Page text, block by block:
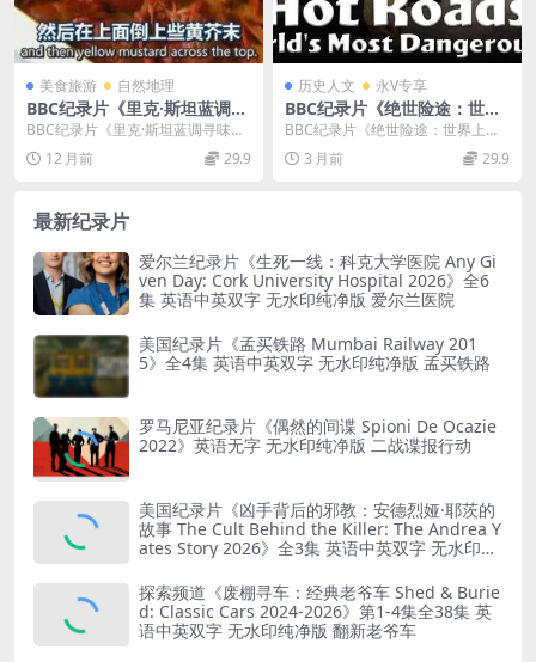
美食旅游 自然地理
BBC纪录片《里克·斯坦蓝调寻
味之旅 Rick Stein Tastes the
Blues》英语双字 MP4标清 美
国地方美食纪录片
BBC纪录片《里克·斯坦蓝调寻味之
旅》（Rick Stein Tastes th...
12 月前 29.9
历史人文 永V专享
BBC纪录片《绝世险途：世界
上最危险的道路 Hot Roads:
World’s Most Dangerous R
oads 2012》全8集 英语中英
BBC纪录片《绝世险途：世界上最
危险的道路 Hot Roads:World...
3 月前 29.9
最新纪录片
爱尔兰纪录片《生死一线：科克大学医院 Any Gi
ven Day: Cork University Hospital 2026》全6
集 英语中英双字 无水印纯净版 爱尔兰医院
美国纪录片《孟买铁路 Mumbai Railway 201
5》全4集 英语中英双字 无水印纯净版 孟买铁路
罗马尼亚纪录片《偶然的间谍 Spioni De Ocazie
2022》英语无字 无水印纯净版 二战谍报行动
美国纪录片《凶手背后的邪教：安德烈娅·耶茨的
故事 The Cult Behind the Killer: The Andrea Y
ates Story 2026》全3集 英语中英双字 无水印纯
探索频道《废棚寻车：经典老爷车 Shed & Burie
d: Classic Cars 2024-2026》第1-4集全38集 英
语中英双字 无水印纯净版 翻新老爷车